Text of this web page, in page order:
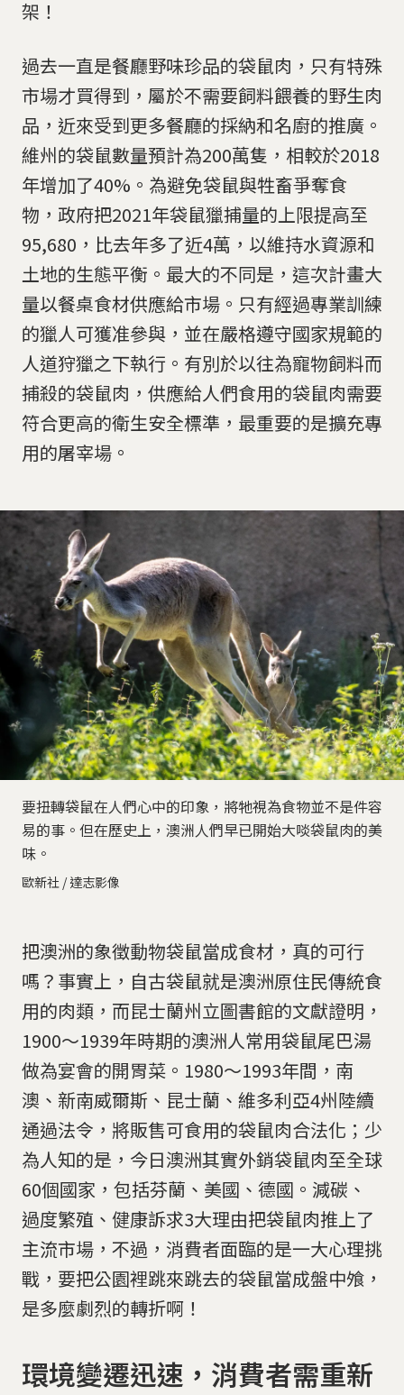
架！
過去一直是餐廳野味珍品的袋鼠肉，只有特殊
市場才買得到，屬於不需要飼料餵養的野生肉
品，近來受到更多餐廳的採納和名廚的推廣。
維州的袋鼠數量預計為200萬隻，相較於2018
年增加了40%。為避免袋鼠與牲畜爭奪食
物，政府把2021年袋鼠獵捕量的上限提高至
95,680，比去年多了近4萬，以維持水資源和
土地的生態平衡。最大的不同是，這次計畫大
量以餐桌食材供應給市場。只有經過專業訓練
的獵人可獲准參與，並在嚴格遵守國家規範的
人道狩獵之下執行。有別於以往為寵物飼料而
捕殺的袋鼠肉，供應給人們食用的袋鼠肉需要
符合更高的衛生安全標準，最重要的是擴充專
用的屠宰場。
要扭轉袋鼠在人們心中的印象，將牠視為食物並不是件容
易的事。但在歷史上，澳洲人們早已開始大啖袋鼠肉的美
味。
歐新社 / 達志影像
把澳洲的象徵動物袋鼠當成食材，真的可行
嗎？事實上，自古袋鼠就是澳洲原住民傳統食
用的肉類，而昆士蘭州立圖書館的文獻證明，
1900～1939年時期的澳洲人常用袋鼠尾巴湯
做為宴會的開胃菜。1980～1993年間，南
澳、新南威爾斯、昆士蘭、維多利亞4州陸續
通過法令，將販售可食用的袋鼠肉合法化；少
為人知的是，今日澳洲其實外銷袋鼠肉至全球
60個國家，包括芬蘭、美國、德國。減碳、
過度繁殖、健康訴求3大理由把袋鼠肉推上了
主流市場，不過，消費者面臨的是一大心理挑
戰，要把公園裡跳來跳去的袋鼠當成盤中飧，
是多麼劇烈的轉折啊！
環境變遷迅速，消費者需重新